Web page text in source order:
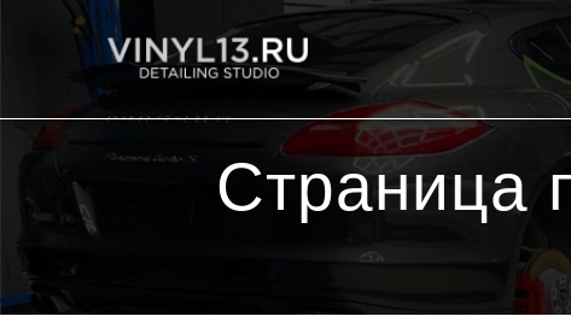
Страница